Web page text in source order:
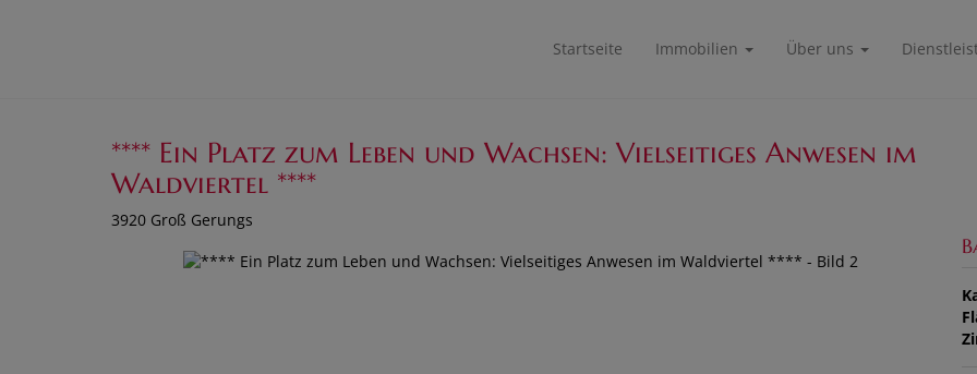
Startseite Immobilien Über uns
**** Ein Platz zum Leben und Wachsen: Vielseitiges Anwesen im
Waldviertel ****
3920 Groß Gerungs